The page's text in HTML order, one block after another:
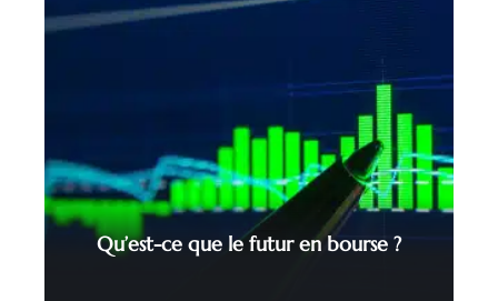
Qu’est-ce que le futur en bourse ?